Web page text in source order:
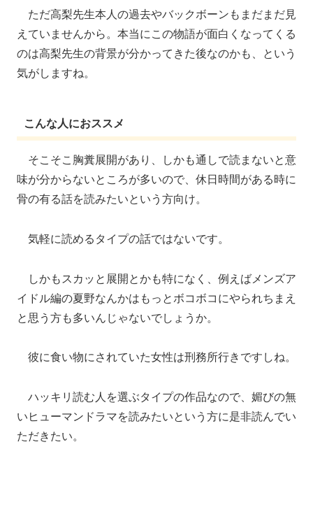
ただ高梨先生本人の過去やバックボーンもまだまだ見
えていませんから。本当にこの物語が面白くなってくる
のは高梨先生の背景が分かってきた後なのかも、という
気がしますね。
こんな人におススメ
そこそこ胸糞展開があり、しかも通しで読まないと意
味が分からないところが多いので、休日時間がある時に
骨の有る話を読みたいという方向け。
気軽に読めるタイプの話ではないです。
しかもスカッと展開とかも特になく、例えばメンズア
イドル編の夏野なんかはもっとボコボコにやられちまえ
と思う方も多いんじゃないでしょうか。
彼に食い物にされていた女性は刑務所行きですしね。
ハッキリ読む人を選ぶタイプの作品なので、媚びの無
いヒューマンドラマを読みたいという方に是非読んでい
ただきたい。